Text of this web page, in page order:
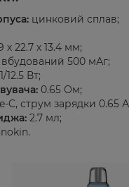
цинковий сплав;
х 22.7 х 13.4 мм;
вбудований 500 мАг;
12.5 Вт;
0.65 Ом;
C, струм зарядки 0.65
2.7 мл;